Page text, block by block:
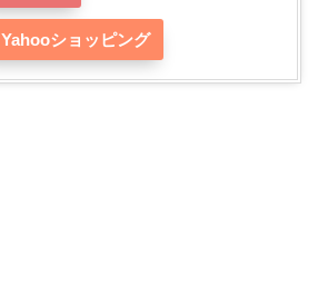
Yahooショッピング